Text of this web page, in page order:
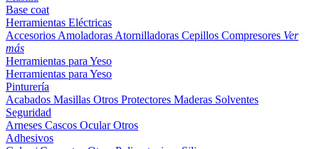
Base coat
Herramientas Eléctricas
Accesorios Amoladoras Atornilladoras Cepillos Compresores Ver
más
Herramientas para Yeso
Herramientas para Yeso
Pinturería
Acabados Masillas Otros Protectores Maderas Solventes
Seguridad
Arneses Cascos OcularOtros
Adhesivos